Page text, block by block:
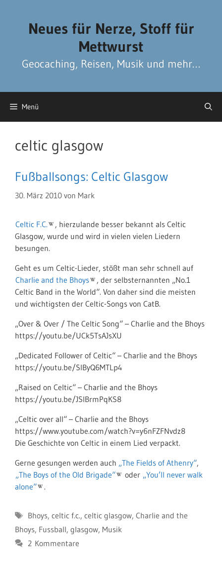
Neues für Nerze, Stoff für
Mettwurst
Geocaching, Reisen, Musik und mehr…
Menü
celtic glasgow
Fußballsongs: Celtic Glasgow
30. März 2010 von Mark
Celtic F.C.
, hierzulande besser bekannt als Celtic
Glasgow, wurde und wird in vielen vielen Liedern
besungen.
Geht es um Celtic-Lieder, stößt man sehr schnell auf
Charlie and the Bhoys
, der selbsternannten „No.1
Celtic Band in the World“. Von daher sind die meisten
und wichtigsten der Celtic-Songs von CatB.
„Over & Over / The Celtic Song“ – Charlie and the Bhoys
https://youtu.be/UCk5TsAJsXU
„Dedicated Follower of Celtic“ – Charlie and the Bhoys
https://youtu.be/SIByQ6MTLp4
„Raised on Celtic“ – Charlie and the Bhoys
https://youtu.be/JSlBrmPqKS8
„Celtic over all“ – Charlie and the Bhoys
https://www.youtube.com/watch?v=y6nFZFNvdz8
Die Geschichte von Celtic in einem Lied verpackt.
Gerne gesungen werden auch „The Fields of Athenry“,
„The Boys of the Old Brigade“
oder „You’ll never walk
alone“
.
Schlagwörter
Bhoys, celtic f.c., celtic glasgow, Charlie and the
Bhoys, Fussball, glasgow, Musik
2 Kommentare